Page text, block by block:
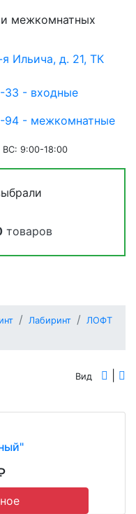
межкомнатных
я Ильича, д. 21, ТК
33 - входные
94 - межкомнатные
ВС: 9:00-18:00
товаров
Лабиринт
ЛОФТ
Вид